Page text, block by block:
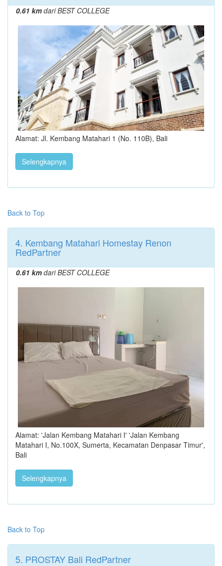
0.61 kmdari BEST COLLEGE
Alamat: Jl. Kembang Matahari 1 (No. 110B), Bali
Selengkapnya
Back to Top
4. Kembang Matahari Homestay Renon
RedPartner
0.61 kmdari BEST COLLEGE
Alamat: 'Jalan Kembang Matahari I' 'Jalan Kembang
Matahari I, No.100X, Sumerta, Kecamatan Denpasar Timur',
Bali
Selengkapnya
Back to Top
5. PROSTAY Bali RedPartner